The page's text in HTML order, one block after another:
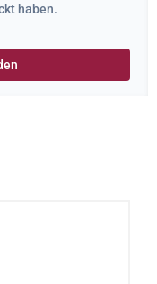
haben.